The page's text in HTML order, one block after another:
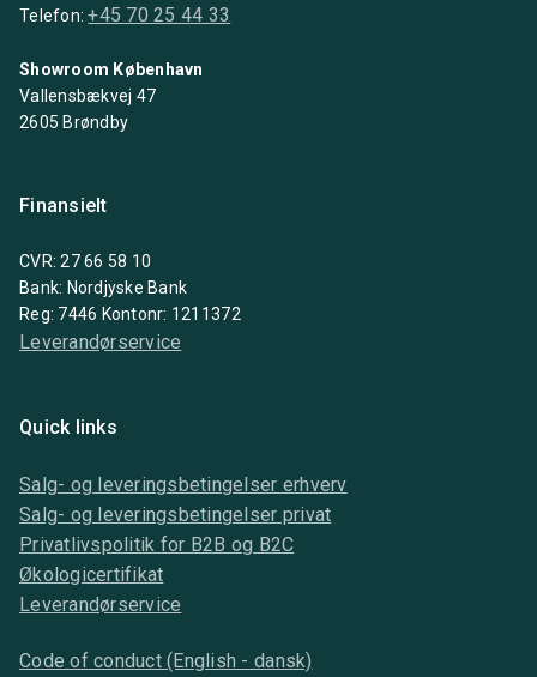
Telefon:+45 70 25 44 33
Showroom København
Vallensbækvej 47
2605 Brøndby
Finansielt
CVR: 27 66 58 10
Bank: Nordjyske Bank
Reg: 7446 Kontonr: 1211372
Leverandørservice
Quick links
Salg- og leveringsbetingelser erhverv
Salg- og leveringsbetingelser privat
Privatlivspolitik for B2B og B2C
Økologicertifikat
Leverandørservice
Code of conduct (English - dansk)